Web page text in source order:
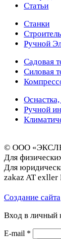
Статьи
Станки
Ручной
Садовая
Силовая
Ручной
© ООО
Для
Для
zakaz AT exller
Создание сайта
Вход в личный
E-mail *